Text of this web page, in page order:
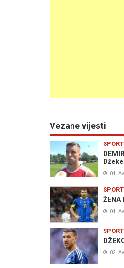
Vezane vijesti
SPORT
Džeke
04.
SPORT
ŽENA
04.
SPORT
02.